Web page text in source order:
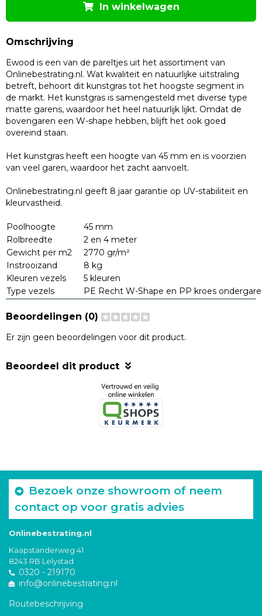
In winkelwagen
Omschrijving
Ewood is een van de pareltjes uit het assortiment van
Onlinebestrating.nl. Wat kwaliteit en natuurlijke uitstraling
betreft, behoort dit kunstgras tot het hoogste segment in
de markt. Het kunstgras is samengesteld met diverse type
matte garens, waardoor het heel natuurlijk lijkt. Omdat de
bovengaren een W-shape hebben, blijft het ook goed
overeind staan.
Het kunstgras heeft een hoogte van 45 mm en is voorzien
van veel garen, waardoor het zacht aanvoelt.
Onlinebestrating.nl geeft 8 jaar garantie op UV-stabiliteit en
kleurvastheid.
Poolhoogte
45 mm
Rolbreedte
2 en 4 meter
Gewicht per m2
2770 gr/m²
Instrooizand
8 kg
Kleuren vezels
5 kleuren
Type vezels
PE Recht W-Shape en PP kroes
Beoordelingen (0)
Er zijn geen beoordelingen voor dit product.
Beoordeel dit product
Bezoek onze showroom of neem
contact op voor gratis advies
Onlinebestrating.nl
Kaapstanderweg 41
8243 RB Lelystad
0320 - 219170
info@onlinebestrating.nl
Routebeschrijving